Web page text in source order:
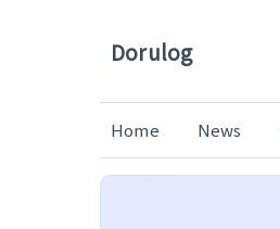
Dorulog
Home News